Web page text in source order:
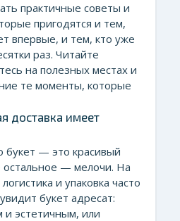
практичные советы и
пригодятся и тем,
впервые, и тем, кто уже
раз. Читайте
на полезных местах и
те моменты, которые
доставка имеет
букет — это красивый
остальное — мелочи. На
и упаковка часто
букет адресат:
и эстетичным, или